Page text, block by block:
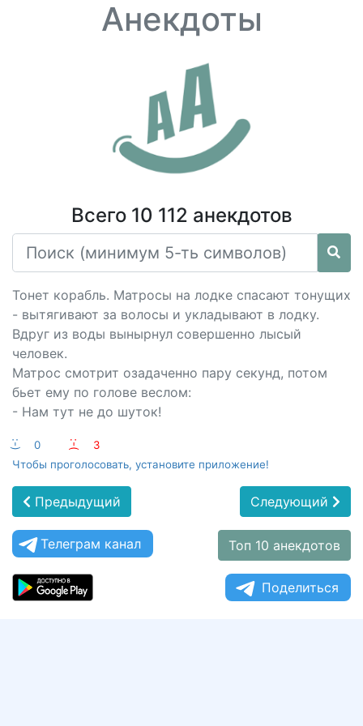
Анекдоты
Всего 10 112 анекдотов
Тонет корабль. Матросы на лодке спасают тонущих
- вытягивают за волосы и укладывают в лодку.
Вдруг из воды вынырнул совершенно лысый
человек.
Матрос смотрит озадаченно пару секунд, потом
бьет ему по голове веслом:
- Нам тут не до шуток!
:-) 0 :-(
3
Чтобы проголосовать, установите приложение!
Предыдущий Следующий
Телеграм канал Топ 10 анекдотов
Поделиться